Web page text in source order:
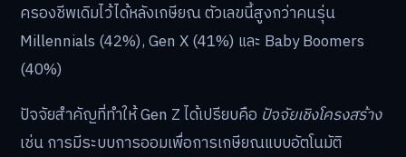
ครองชีพเดิมไว้ได้หลังเกษียณ ตัวเลขนี้สูงกว่าคนรุ่น
Millennials (42%), Gen X (41%) และ Baby Boomers
(40%)
ปัจจัยสำคัญที่ทำให้ Gen Z ได้เปรียบคือ ปัจจัยเชิงโครงสร้าง
เช่น การมีระบบการออมเพื่อการเกษียณแบบอัตโนมัติ